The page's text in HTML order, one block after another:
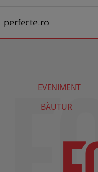
perfecte.ro
EVENIMENT
BĂUTURI